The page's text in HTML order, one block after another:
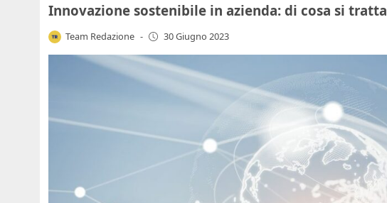
Innovazione sostenibile in azienda: di cosa si tratta
Team Redazione - 30 Giugno 2023